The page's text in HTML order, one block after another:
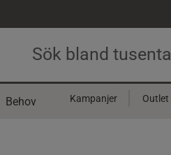
Behov Kampanjer Outlet